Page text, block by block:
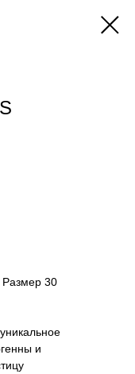
Размер 30
и